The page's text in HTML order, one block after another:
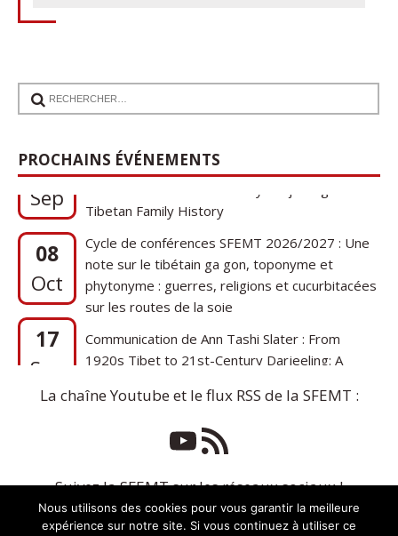
PROCHAINS ÉVÉNEMENTS
17
Sep
Communication de Ann Tashi Slater : From
1920s Tibet to 21st-Century Darjeeling: A
08
Oct
Cycle de conférences SFEMT 2026/2027 : Une
note sur le tibétain ga gon, toponyme et
phytonyme : guerres, religions et cucurbitacées
sur les routes de la soie
17
Sep
1920s Tibet to 21st-Century Darjeeling: A
Tibetan Family History
La chaîne Youtube et le flux RSS de la SFEMT :
Suivez la SFEMT sur les réseaux sociaux !
Nous utilisons des cookies pour vous garantir la meilleure
expérience sur notre site. Si vous continuez à utiliser ce